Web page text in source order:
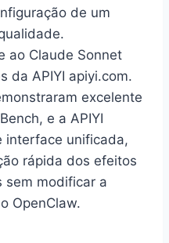
de um
ao Claude Sonnet
da APIYI apiyi.com.
excelente
e a APIYI
interface unificada,
rápida dos efeitos
sem modificar a
OpenClaw.